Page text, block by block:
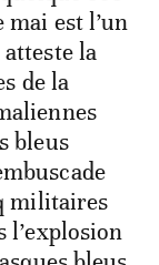
mai est l’un
la
de la
bleus
militaires
l’explosion